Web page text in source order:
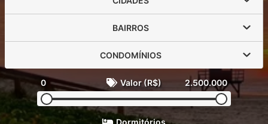
BAIRROS
CONDOMÍNIOS
0 Valor (R$) 2.500.000